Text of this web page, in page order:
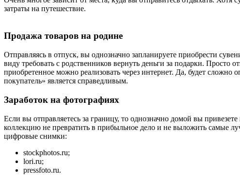
затраты на путешествие.
Продажа товаров на родине
Отправляясь в отпуск, вы однозначно запланируете приобрести
виду требовать с родственников вернуть деньги за подарки.
приобретенное можно реализовать через интернет. Да, будет сложно
покупатель» является справедливым.
Заработок на фотографиях
Если вы отправляетесь за границу, то однозначно домой вы
коллекцию не превратить в прибыльное дело и не выложить самые
цифровые снимки:
stockphotos.ru;
lori.ru;
pressfoto.ru.